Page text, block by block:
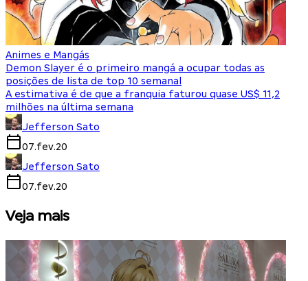
Animes e Mangás
Demon Slayer é o primeiro mangá a ocupar todas as
posições de lista de top 10 semanal
A estimativa é de que a franquia faturou quase US$ 11,2
milhões na última semana
Jefferson Sato
07.fev.20
Jefferson Sato
07.fev.20
Veja mais